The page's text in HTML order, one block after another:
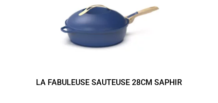
LA FABULEUSE SAUTEUSE 28CM SAPHIR